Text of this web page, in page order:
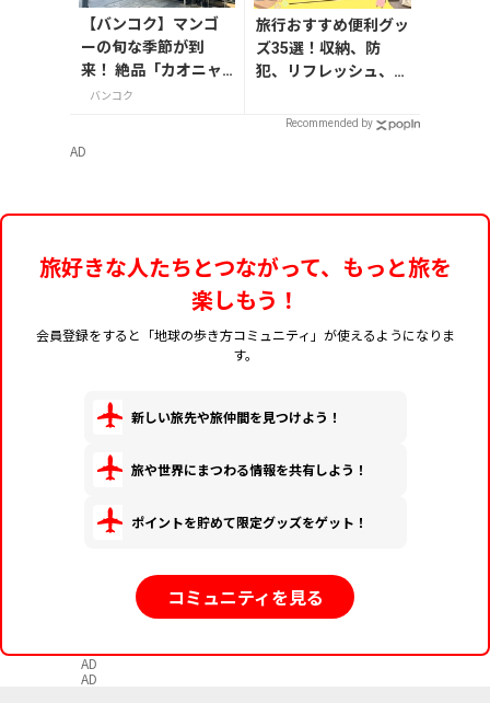
航海も、もう直ぐ終
わります。
【バンコク】マンゴ
ーの旬な季節が到
来！ 絶品「カオニャ
オ・マムアン」の専
バンコク
旅行おすすめ便利グッ
ズ35選！収納、防
犯、リフレッシュ、ど
集者の旅の持ち物】
Recommended by
AD
旅好きな人たちとつながって、もっと旅を
楽しもう！
会員登録をすると「地球の歩き方コミュニティ」が使えるようになりま
す。
新しい旅先や旅仲間を見つけよう！
旅や世界にまつわる情報を共有しよう！
ポイントを貯めて限定グッズをゲット！
コミュニティを見る
AD
AD